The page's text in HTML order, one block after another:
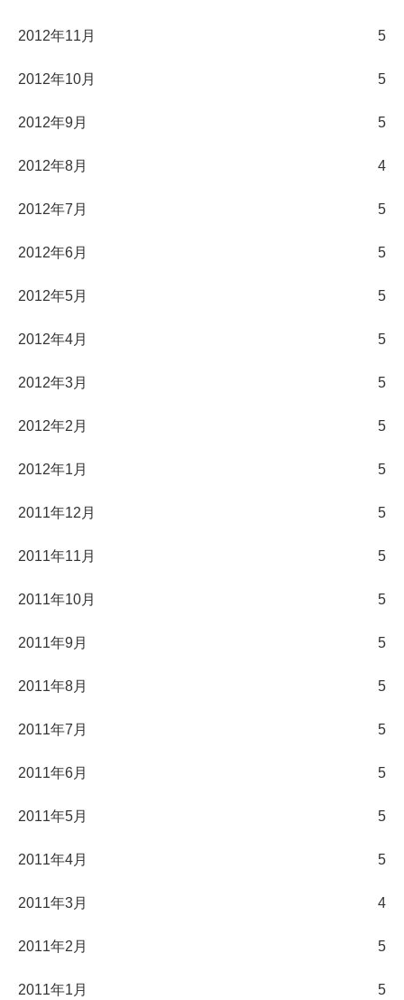
2012年11月 5
2012年10月 5
2012年9月 5
2012年8月 4
2012年7月 5
2012年6月 5
2012年5月 5
2012年4月 5
2012年3月 5
2012年2月 5
2012年1月 5
2011年12月 5
2011年11月 5
2011年10月 5
2011年9月 5
2011年8月 5
2011年7月 5
2011年6月 5
2011年5月 5
2011年4月 5
2011年3月 4
2011年2月 5
2011年1月 5